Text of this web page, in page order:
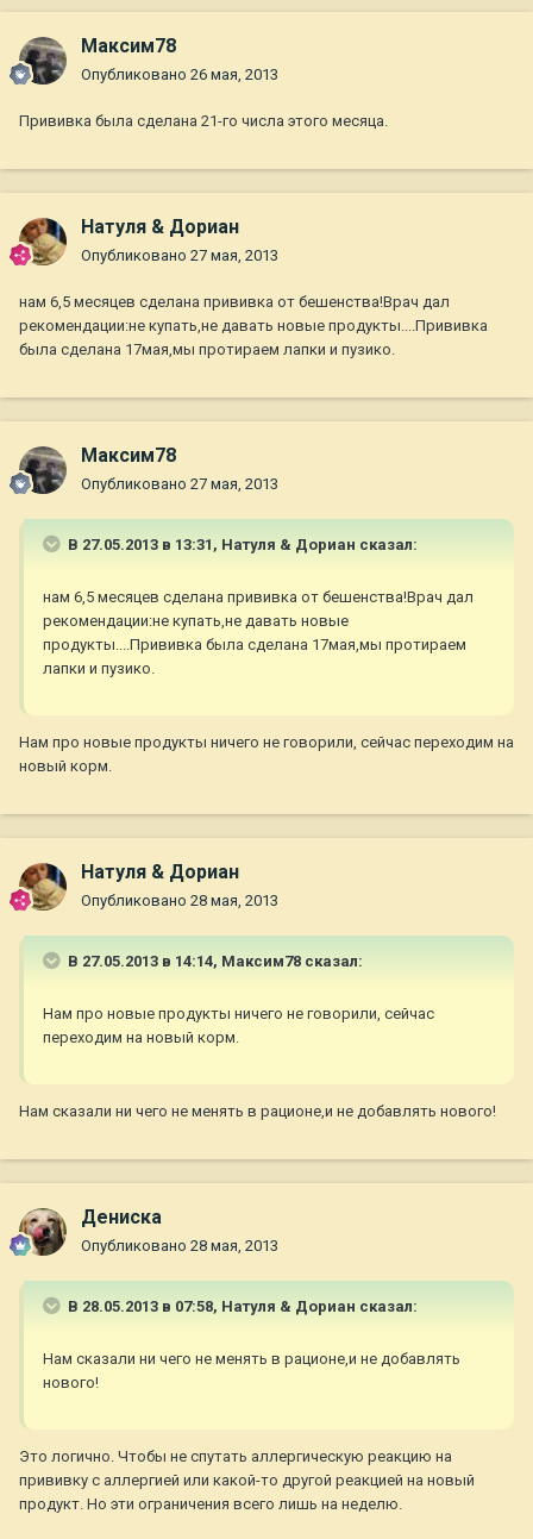
Максим78
Опубликовано 26 мая, 2013
Прививка была сделана 21-го числа этого месяца.
Натуля & Дориан
Опубликовано 27 мая, 2013
нам 6,5 месяцев сделана прививка от бешенства!Врач дал
рекомендации:не купать,не давать новые продукты....Прививка
была сделана 17мая,мы протираем лапки и пузико.
Максим78
Опубликовано 27 мая, 2013
В 27.05.2013 в 13:31, Натуля & Дориан сказал:
нам 6,5 месяцев сделана прививка от бешенства!Врач дал
рекомендации:не купать,не давать новые
продукты....Прививка была сделана 17мая,мы протираем
лапки и пузико.
Нам про новые продукты ничего не говорили, сейчас переходим на
новый корм.
Натуля & Дориан
Опубликовано 28 мая, 2013
В 27.05.2013 в 14:14, Максим78 сказал:
Нам про новые продукты ничего не говорили, сейчас
переходим на новый корм.
Нам сказали ни чего не менять в рационе,и не добавлять нового!
Дениска
Опубликовано 28 мая, 2013
В 28.05.2013 в 07:58, Натуля & Дориан сказал:
Нам сказали ни чего не менять в рационе,и не добавлять
нового!
Это логично. Чтобы не спутать аллергическую реакцию на
прививку с аллергией или какой-то другой реакцией на новый
продукт. Но эти ограничения всего лишь на неделю.